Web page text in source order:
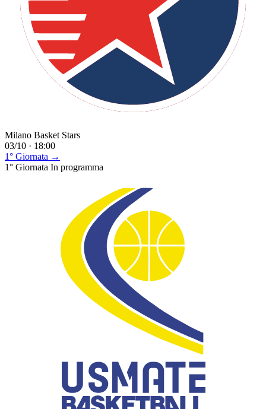
Milano Basket Stars
03/10 · 18:00
1° Giornata →
1° Giornata In programma